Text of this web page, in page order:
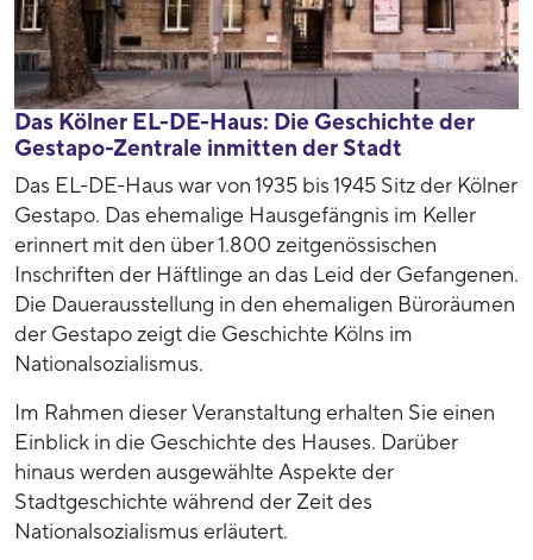
Das Kölner EL-DE-Haus: Die Geschichte der
Gestapo-Zentrale inmitten der Stadt
Das EL-DE-Haus war von 1935 bis 1945 Sitz der Kölner
Gestapo. Das ehemalige Hausgefängnis im Keller
erinnert mit den über 1.800 zeitgenössischen
Inschriften der Häftlinge an das Leid der Gefangenen.
Die Dauerausstellung in den ehemaligen Büroräumen
der Gestapo zeigt die Geschichte Kölns im
Nationalsozialismus.
Im Rahmen dieser Veranstaltung erhalten Sie einen
Einblick in die Geschichte des Hauses. Darüber
hinaus werden ausgewählte Aspekte der
Stadtgeschichte während der Zeit des
Nationalsozialismus erläutert.